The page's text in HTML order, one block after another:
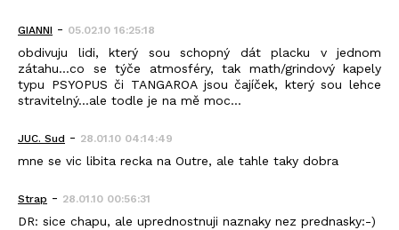
GIANNI - 05.02.10 16:25:18
obdivuju lidi, který sou schopný dát placku v jednom
zátahu...co se týče atmosféry, tak math/grindový kapely
typu PSYOPUS či TANGAROA jsou čajíček, který sou lehce
stravitelný...ale todle je na mě moc...
JUC. Sud - 28.01.10 04:14:49
mne se vic libita recka na Outre, ale tahle taky dobra
Strap - 28.01.10 00:56:31
DR: sice chapu, ale uprednostnuji naznaky nez prednasky:-)